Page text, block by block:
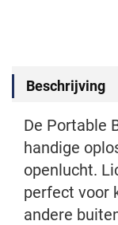
Beschrijving
De Portable
handige
openlucht.
perfect voor
andere